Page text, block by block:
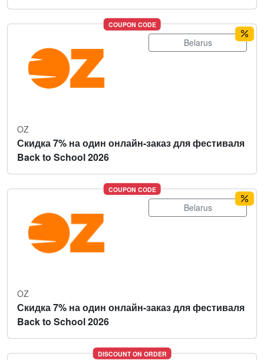
COUPON CODE
Belarus
OZ
Скидка 7% на один онлайн-заказ для фестиваля
Back to School 2026
COUPON CODE
Belarus
OZ
Скидка 7% на один онлайн-заказ для фестиваля
Back to School 2026
DISCOUNT ON ORDER